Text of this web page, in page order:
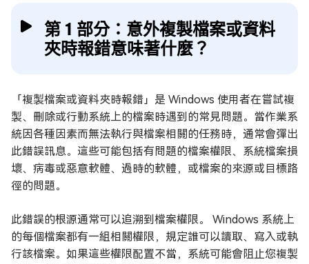
第 1 部分：意外複製檔案或資料
夾時報錯意味著什麼？
「複製檔案或資料夾時報錯」是 Windows 使用者在嘗試複
製、刪除或行動系統上的檔案時遇到的常見問題。當作業系
統因各種因素而無法執行與檔案相關的任務時，通常會彈出
此錯誤訊息。這些可能包括有問題的檔案權限、系統檔案損
壞、病毒或惡意軟體、過時的軟體，或檔案的來源或目標路
徑的問題。
此錯誤的根源通常可以追溯到檔案權限。 Windows 系統上
的每個檔案都有一組相關權限，規定誰可以讀取、寫入或執
行該檔案。如果這些權限配置不當，系統可能會阻止您複製